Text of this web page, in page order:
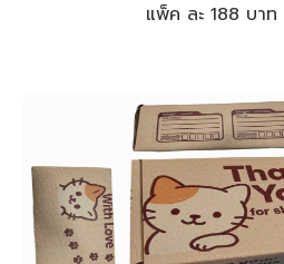
แพ็ค ละ 188 บา